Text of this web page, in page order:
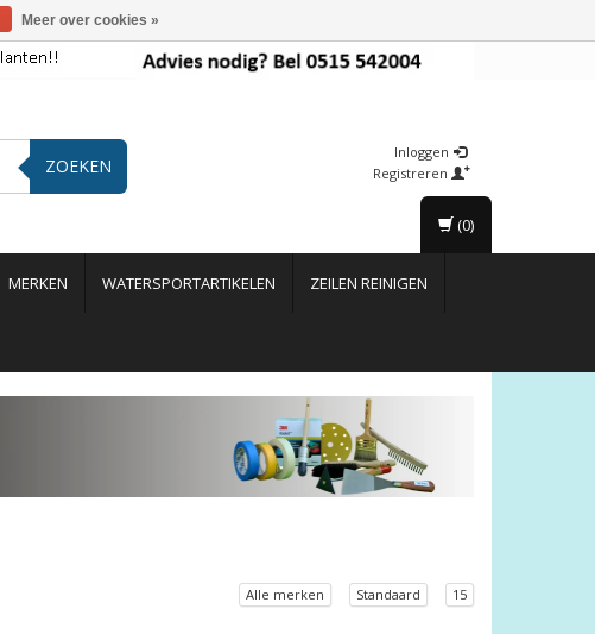
ZOEKEN
Inloggen
Registreren
MERKEN WATERSPORTARTIKELEN ZEILEN REINIGEN
(0)
Alle merken Standaard 15
Meer over cookies »